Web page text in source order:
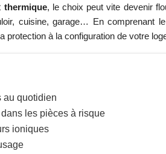
thermique, le choix peut vite devenir
cuisine, garage… En comprenant
protection à la configuration de votre
au quotidien
les pièces à risque
ioniques